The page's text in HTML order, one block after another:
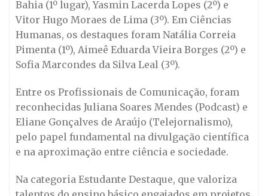
Bahia (1º lugar), Yasmin Lacerda Lopes (2º) e
Vitor Hugo Moraes de Lima (3º). Em Ciências
Humanas, os destaques foram Natália Correia
Pimenta (1º), Aimeê Eduarda Vieira Borges (2º) e
Sofia Marcondes da Silva Leal (3º).
Entre os Profissionais de Comunicação, foram
reconhecidas Juliana Soares Mendes (Podcast) e
Eliane Gonçalves de Araújo (Telejornalismo),
pelo papel fundamental na divulgação científica
e na aproximação entre ciência e sociedade.
Na categoria Estudante Destaque, que valoriza